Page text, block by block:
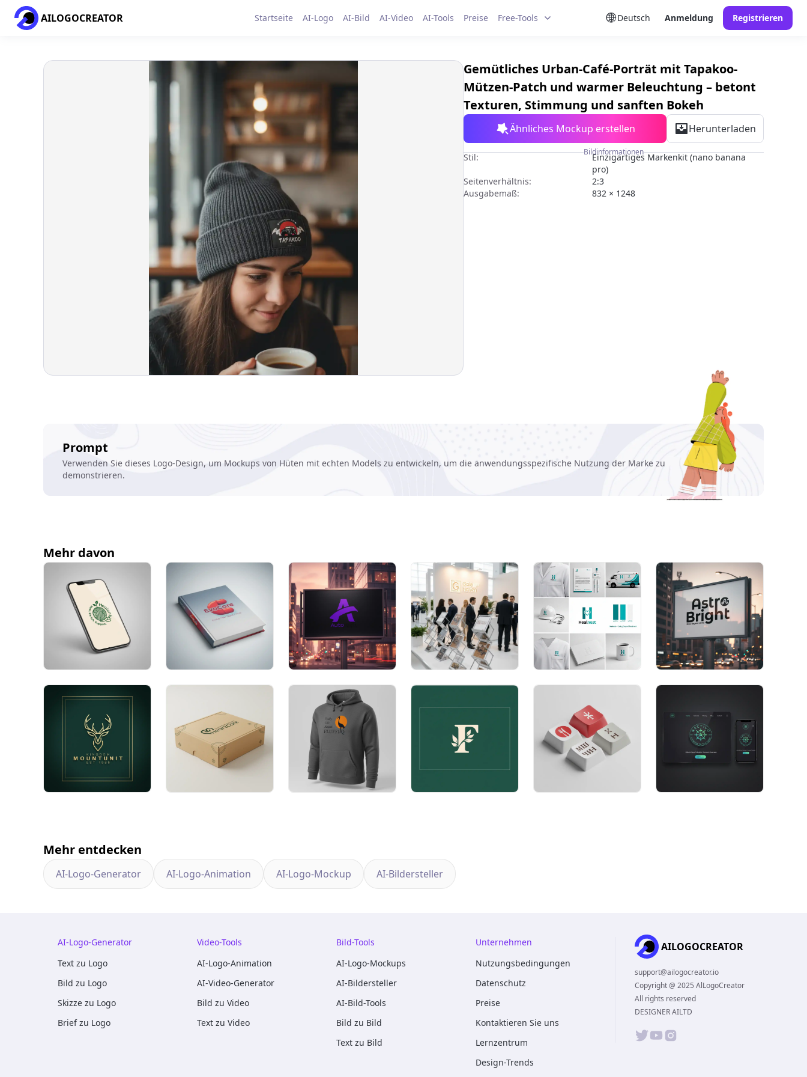
AILOGOCREATOR Startseite AI-Logo AI-Bild AI-Video AI-Tools Preise Free-Tools Deutsch Anmeldung Registrieren
Gemütliches Urban-Café-Porträt mit Tapakoo-
Mützen-Patch und warmer Beleuchtung – betont
Texturen, Stimmung und sanften Bokeh
Ähnliches Mockup erstellen Herunterladen
Bildinformationen
Stil:
Einzigartiges Markenkit (nano banana
pro)
Seitenverhältnis:
2:3
Ausgabemaß:
832 × 1248
Prompt
Verwenden Sie dieses Logo-Design, um Mockups von Hüten mit echten Models zu entwickeln, um die anwendungsspezifische Nutzung der Marke zu
demonstrieren.
Mehr davon
Mehr entdecken
AI-Logo-Generator AI-Logo-Animation AI-Logo-Mockup AI-Bildersteller
AI-Logo-Generator
Text zu Logo
Bild zu Logo
Skizze zu Logo
Brief zu Logo
Video-Tools
AI-Logo-Animation
AI-Video-Generator
Bild zu Video
Text zu Video
Bild-Tools
AI-Logo-Mockups
AI-Bildersteller
AI-Bild-Tools
Bild zu Bild
Text zu Bild
Unternehmen
Nutzungsbedingungen
Datenschutz
Preise
Kontaktieren Sie uns
Lernzentrum
Design-Trends
AILOGOCREATOR
support@ailogocreator.io
Copyright @ 2025 AlLogoCreator
All rights reserved
DESIGNER AILTD